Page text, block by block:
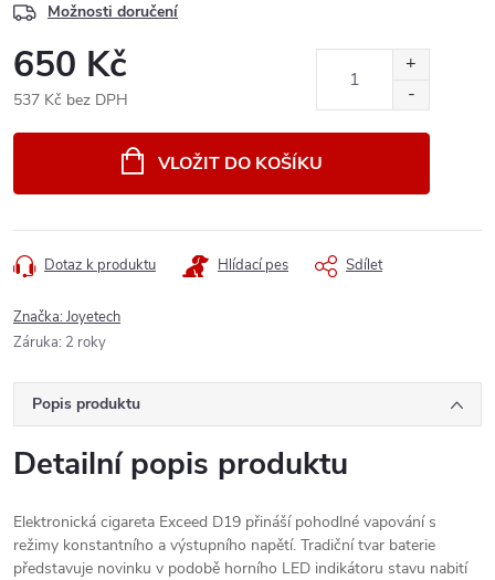
Možnosti doručení
650 Kč
537 Kč bez DPH
VLOŽIT DO KOŠÍKU
Dotaz k produktu Hlídací pes Sdílet
Značka:Joyetech
Záruka: 2 roky
Popis produktu
Detailní popis produktu
Elektronická cigareta Exceed D19 přináší pohodlné vapování s
režimy konstantního a výstupního napětí. Tradiční tvar baterie
představuje novinku v podobě horního LED indikátoru stavu nabití